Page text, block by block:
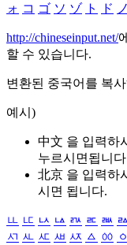
ォ コ ゴ ソ ゾ ト ド ノ
http://chineseinput.net/
할 수 있습니다.
변환된 중국어를 복
예시)
中文 을 입력하
누르시면됩니
北京 을 입력하
시면 됩니다.
ㅥ ㅦ ㅧ ㅨ ㅩ ㅪ ㅫ ㅬ
ㅺ ㅻ ㅼ ㅽ ㅾ ㅿ ㆀ ㆁ